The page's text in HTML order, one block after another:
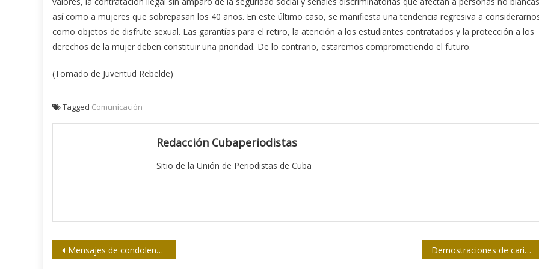
así como a mujeres que sobrepasan los 40 años. En este último caso, se manifiesta una tendencia regresiva a
como objetos de disfrute sexual. Las garantías para el retiro, la atención a los estudiantes contratados y la protección a los
derechos de la mujer deben constituir una prioridad. De lo contrario, estaremos comprometiendo el futuro.
(Tomado de Juventud Rebelde)
Tagged Comunicación
Redacción Cubaperiodistas
Sitio de la Unión de Periodistas de Cuba
Navegación
Mensajes de condolencia por el fallecimiento de Ernesto Vera Demostraciones de cariño hacia Ernesto Vera